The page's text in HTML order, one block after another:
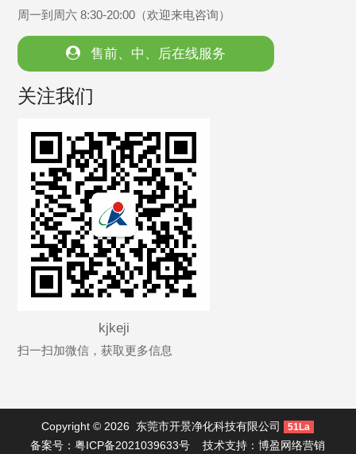
周一到周六 8:30-20:00（欢迎来电咨询）
售前、中、后在线服务
关注我们
kjkeji
扫一扫加微信，获取更多信息
Copyright © 2026 东莞市开景净化科技有限公司 51La
备案号：粤ICP备2021039633号 技术支持：博盈网络营销